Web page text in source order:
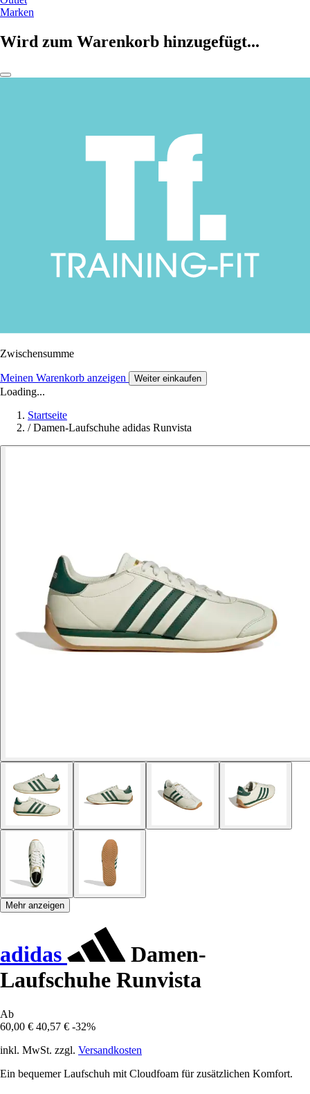
Marken
Wird zum Warenkorb hinzugefügt...
Zwischensumme
Meinen Warenkorb anzeigen Weiter einkaufen
Loading...
Startseite
/ Damen-Laufschuhe adidas Runvista
Mehr anzeigen
adidas
Damen-
Laufschuhe Runvista
Ab
60,00 € 40,57 € -32%
inkl. MwSt. zzgl. Versandkosten
Ein bequemer Laufschuh mit Cloudfoam für zusätzlichen Komfort.